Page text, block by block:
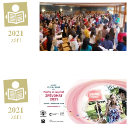
2021
září
2021
září